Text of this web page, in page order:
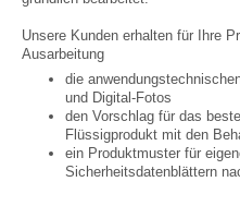
Unsere Kunden erhalten für Ihre
Ausarbeitung
die
und Digital-Fotos
den Vorschlag für das
Flüssigprodukt mit den
ein Produktmuster für
Sicherheitsdatenblättern